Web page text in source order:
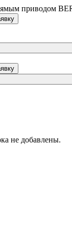
приводом
не добавлены.